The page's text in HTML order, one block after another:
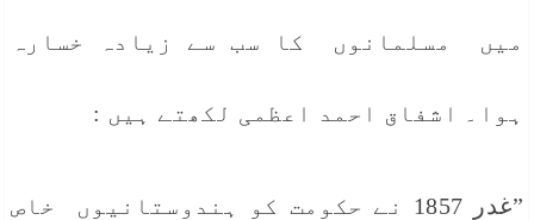
میں مسلمانوں کا سب سے زیادہ خسارہ
ہوا۔ اشفاق احمد اعظمی لکھتے ہیں :
”غدر 1857 نے حکومت کو ہندوستانیوں خاص